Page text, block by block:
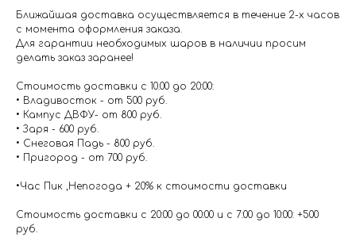
Ближайшая доставка осуществляется в течение 2-х часов
с момента оформления заказа.
Для гарантии необходимых шаров в наличии просим
делать заказ заранее!
Стоимость доставки с 10.00 до 20:00:
• Владивосток - от 500 руб.
• Кампус ДВФУ- от 800 руб.
• Заря - 600 руб.
• Снеговая Падь - 800 руб.
• Пригород - от 700 руб.
•Час Пик ,Непогода + 20% к стоимости доставки
Стоимость доставки с 20:00 до 00:00 и с 7:00 до 10:00: +500
руб.